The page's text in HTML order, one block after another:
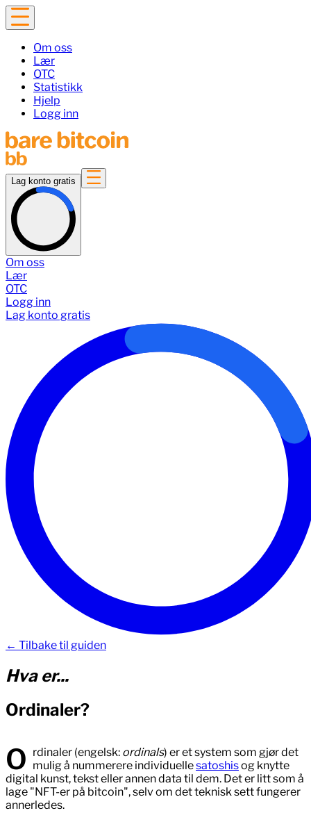
Om oss
Lær
OTC
Statistikk
Hjelp
Logg inn
Lag konto gratis
Om oss
Lær
OTC
Logg inn
Lag konto gratis
← Tilbake til guiden
Hva er...
Ordinaler?
O rdinaler (engelsk: ordinals) er et system som gjør det
mulig å nummerere individuellesatoshisog knytte
digital kunst, tekst eller annen data til dem. Det er litt som å
lage "NFT-er på bitcoin", selv om det teknisk sett fungerer
annerledes.